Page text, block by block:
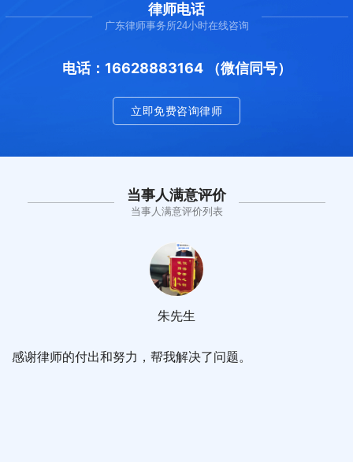
律师电话
广东律师事务所24小时在线咨询
电话：16628883164 （微信同号）
立即免费咨询律师
当事人满意评价
当事人满意评价列表
感谢律师的付出和努力，帮我解决了问题。
朱先生